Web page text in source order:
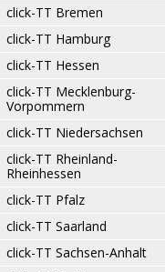
click-TT Bremen
click-TT Hamburg
click-TT Hessen
click-TT Mecklenburg-
Vorpommern
click-TT Niedersachsen
click-TT Rheinland-
Rheinhessen
click-TT Pfalz
click-TT Saarland
click-TT Sachsen-Anhalt